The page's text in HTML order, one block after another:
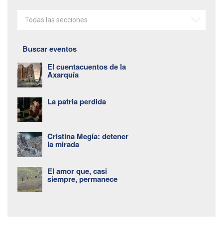
Todas las secciones
Buscar eventos
El cuentacuentos de la
Axarquía
La patria perdida
Cristina Megía: detener
la mirada
El amor que, casi
siempre, permanece